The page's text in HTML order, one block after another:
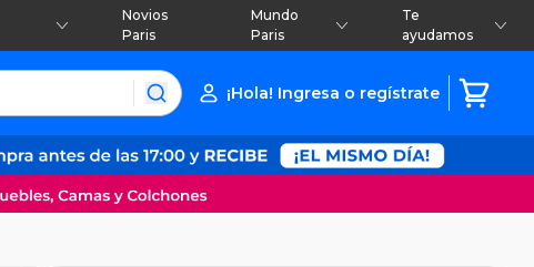
Novios
Paris
Mundo
Paris
Te
ayudamos
¡Hola! Ingresa o regístrate